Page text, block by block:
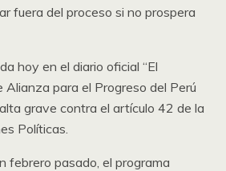
fuera del proceso si no prospera
hoy en el diario oficial “El
Alianza para el Progreso del Perú
grave contra el artículo 42 de la
Políticas.
febrero pasado, el programa